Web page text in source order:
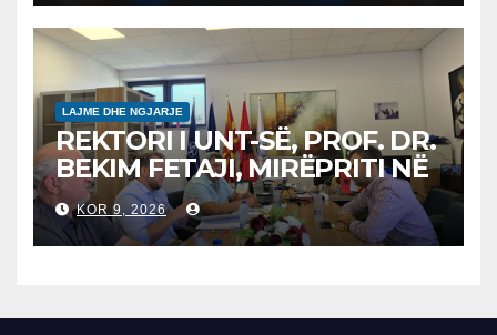
LAJME DHE NGJARJE
REKTORI I UNT-SË, PROF. DR.
BEKIM FETAJI, MIRËPRITI NË
TAKIM ZYRTAR DREJTORIN E
SH.A MEPSO, DR. BURIM
LATIFIN
KOR 9, 2026